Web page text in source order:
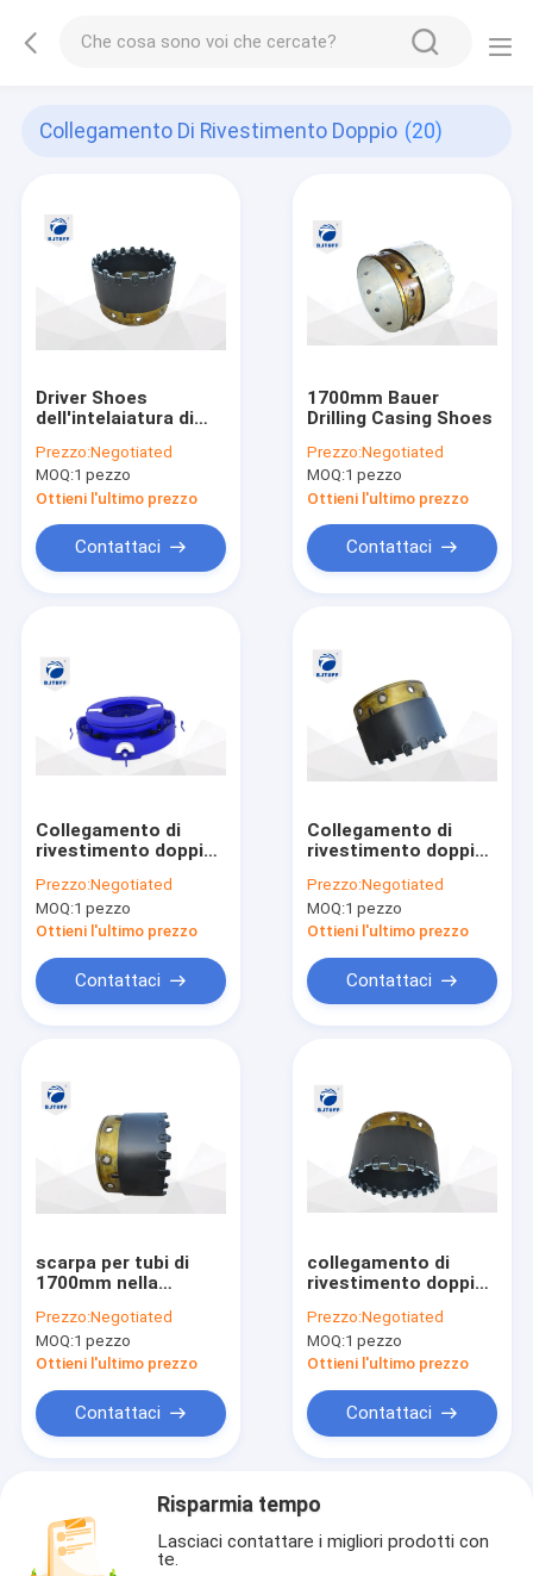
Collegamento Di Rivestimento Doppio (20)
Driver Shoes
dell'intelaiatura di
Prezzo:Negotiated
MOQ:1 pezzo
Ottieni l'ultimo prezzo
Contattaci
1700mm Bauer
Drilling Casing Shoes
Prezzo:Negotiated
MOQ:1 pezzo
Ottieni l'ultimo prezzo
Contattaci
Collegamento di
rivestimento doppio
dell'azionamento
Prezzo:Negotiated
MOQ:1 pezzo
Ottieni l'ultimo prezzo
Contattaci
Collegamento di
rivestimento doppio
dei denti WS39 per il
fondamento
profondo
Prezzo:Negotiated
MOQ:1 pezzo
Ottieni l'ultimo prezzo
Contattaci
scarpa per tubi di
1700mm nella
parte di rivestimento
doppia della
metropolitana
collegamento
Prezzo:Negotiated
MOQ:1 pezzo
Ottieni l'ultimo prezzo
Contattaci
collegamento di
rivestimento doppio
Heavy Duty della
perforazione a
rotazione di 680mm
Prezzo:Negotiated
MOQ:1 pezzo
Ottieni l'ultimo prezzo
Contattaci
Risparmia tempo
Lasciaci contattare i migliori prodotti con
te.